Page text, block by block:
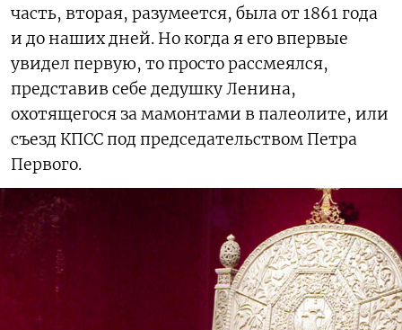
часть, вторая, разумеется, была от 1861 года
и до наших дней. Но когда я его впервые
увидел первую, то просто рассмеялся,
представив себе дедушку Ленина,
охотящегося за мамонтами в палеолите, или
съезд КПСС под председательством Петра
Первого.